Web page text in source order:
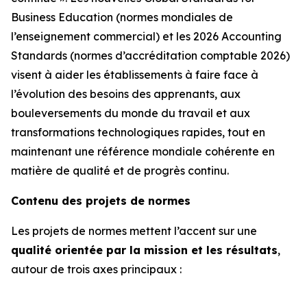
Business Education (normes mondiales de
l’enseignement commercial) et les 2026 Accounting
Standards (normes d’accréditation comptable 2026)
visent à aider les établissements à faire face à
l’évolution des besoins des apprenants, aux
bouleversements du monde du travail et aux
transformations technologiques rapides, tout en
maintenant une référence mondiale cohérente en
matière de qualité et de progrès continu.
Contenu des projets de normes
Les projets de normes mettent l’accent sur une
qualité orientée par la mission et les résultats,
autour de trois axes principaux :